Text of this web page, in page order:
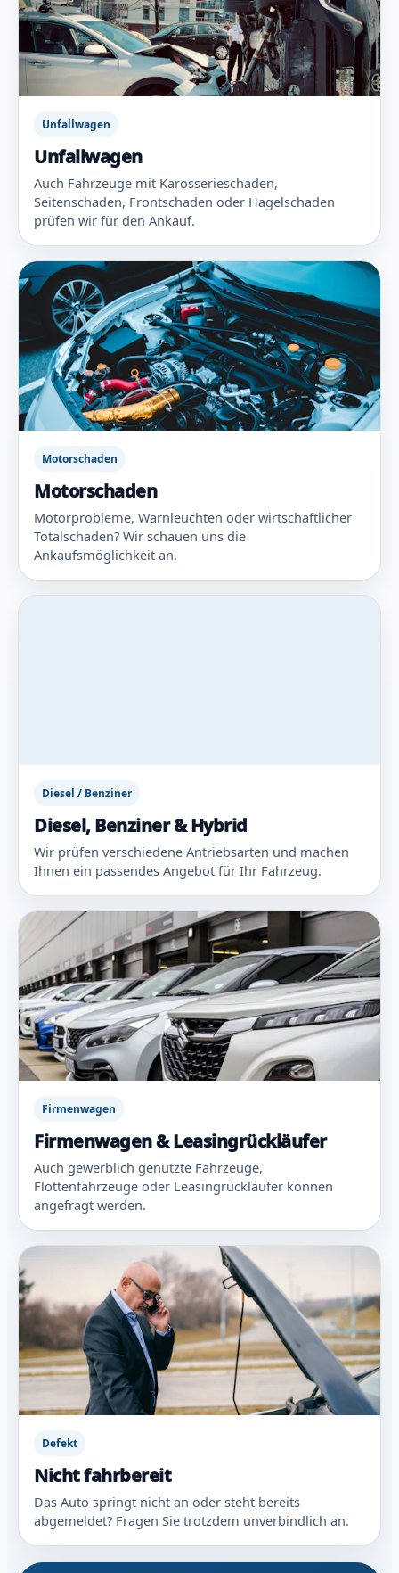
Unfallwagen
Unfallwagen
Auch Fahrzeuge mit Karosserieschaden,
Seitenschaden, Frontschaden oder Hagelschaden
prüfen wir für den Ankauf.
Motorschaden
Motorschaden
Motorprobleme, Warnleuchten oder wirtschaftlicher
Totalschaden? Wir schauen uns die
Ankaufsmöglichkeit an.
Diesel / Benziner
Diesel, Benziner & Hybrid
Wir prüfen verschiedene Antriebsarten und machen
Ihnen ein passendes Angebot für Ihr Fahrzeug.
Firmenwagen
Firmenwagen & Leasingrückläufer
Auch gewerblich genutzte Fahrzeuge,
Flottenfahrzeuge oder Leasingrückläufer können
angefragt werden.
Defekt
Nicht fahrbereit
Das Auto springt nicht an oder steht bereits
abgemeldet? Fragen Sie trotzdem unverbindlich an.